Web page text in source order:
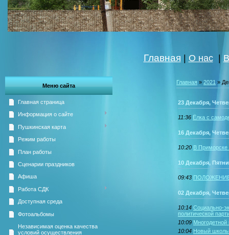
Главная О нас|
Меню сайта
Главная страница
Информация о сайте
Пушкинская карта
Режим работы
План работы
Сценарии праздников
Афиша
Работа СДК
Доступная среда
Фотоальбомы
Независимая оценка качества
условий осуществления
Главная » 2021 »
23 Декабря,
11:36 Ёлка с
16 Декабря,
10:20 В Приморске
10 Декабря,
09:43 ПОЛОЖЕНИЕ о
02 Декабря,
10:14 Социально-
политической
10:09
10:04 Новый